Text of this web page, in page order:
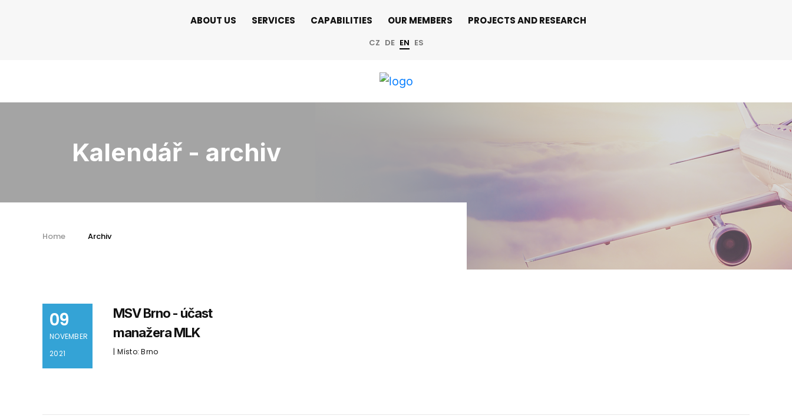
ABOUT US SERVICES CAPABILITIES OUR MEMBERS PROJECTS AND RESEARCH
CZ DE EN ES
Kalendář - archiv
Home Archiv
09
NOVEMBER
2021
MSV Brno - účast
manažera MLK
| Místo: Brno